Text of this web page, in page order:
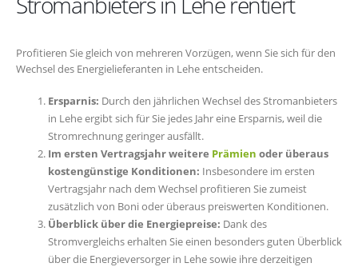
Profitieren Sie gleich von mehreren Vorzügen, wenn Sie sich für den
Wechsel des Energielieferanten in Lehe entscheiden.
Ersparnis: Durch den jährlichen Wechsel des Stromanbieters
in Lehe ergibt sich für Sie jedes Jahr eine Ersparnis, weil die
Stromrechnung geringer ausfällt.
Im ersten Vertragsjahr weitere Prämien oder überaus
kostengünstige Konditionen: Insbesondere im ersten
Vertragsjahr nach dem Wechsel profitieren Sie zumeist
zusätzlich von Boni oder überaus preiswerten Konditionen.
Überblick über die Energiepreise: Dank des
Stromvergleichs erhalten Sie einen besonders guten Überblick
über die Energieversorger in Lehe sowie ihre derzeitigen